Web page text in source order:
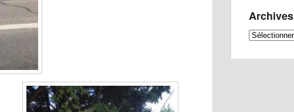
Archives
Archives